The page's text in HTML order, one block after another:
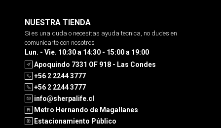
NUESTRA TIENDA
Si es una duda o necesitas ayuda tecnica, no dudes en
comunicarte con nosotros
Lun. - Vie. 10:30 a 14:30 - 15:00 a 19:00
Apoquindo 7331 OF 918 - Las Condes
+56 2 2244 3777
+56 2 2244 3777
info@sherpalife.cl
Metro Hernando de Magallanes
Estacionamiento Público